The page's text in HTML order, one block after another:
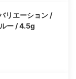
リエーション /
ー / 4.5g